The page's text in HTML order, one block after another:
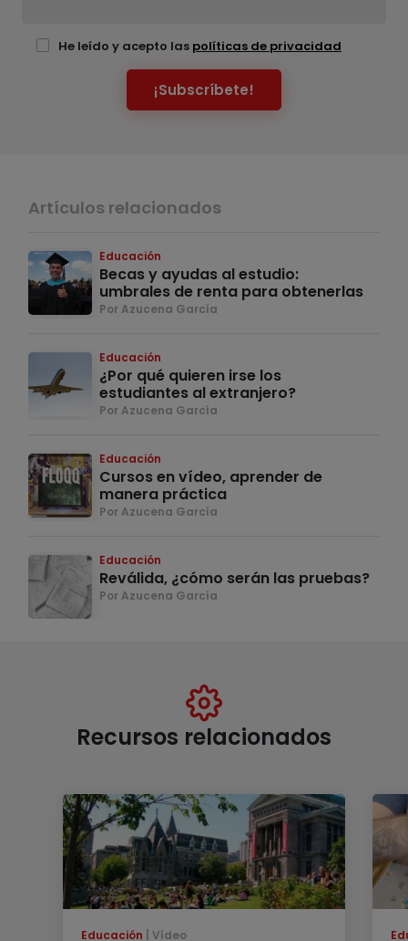
He leído y acepto las políticas de privacidad
¡Subscríbete!
Artículos relacionados
Educación
Becas y ayudas al estudio:
umbrales de renta para obtenerlas
Por Azucena García
Educación
¿Por qué quieren irse los
estudiantes al extranjero?
Por Azucena García
Educación
Cursos en vídeo, aprender de
manera práctica
Por Azucena García
Educación
Reválida, ¿cómo serán las pruebas?
Por Azucena García
Recursos relacionados
Educación Vídeo